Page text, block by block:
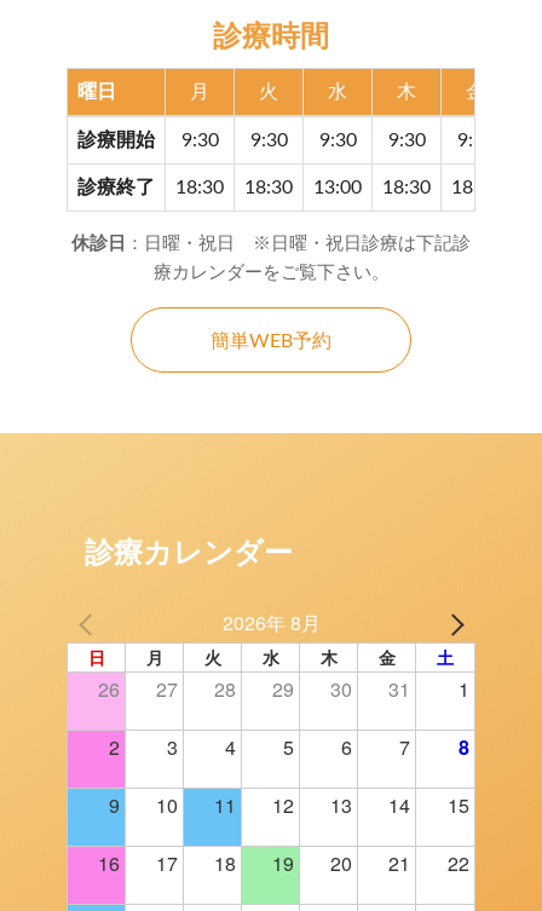
診療時間
曜日 月 火 水 木 金
診療開始 9:30 9:30 9:30 9:30 9:30
診療終了 18:30 18:30 13:00 18:30 18:30
休診日 ：日曜・祝日 ※日曜・祝日診療は下記診
療カレンダーをご覧下さい。
簡単WEB予約
診療カレンダー
2026年 8月
日 月 火 水 木 金 土
26 27 28 29 30 31 1
2 3 4 5 6 7 8
9 10 11 12 13 14 15
16 17 18 19 20 21 22